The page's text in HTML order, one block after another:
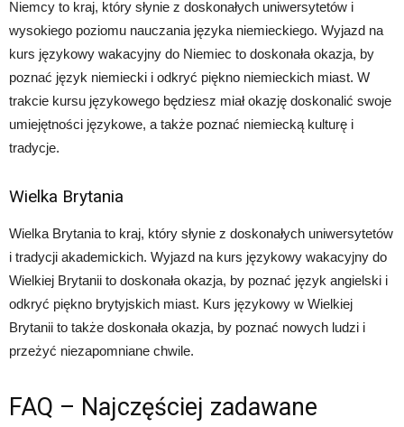
Niemcy to kraj, który słynie z doskonałych uniwersytetów i
wysokiego poziomu nauczania języka niemieckiego. Wyjazd na
kurs językowy wakacyjny do Niemiec to doskonała okazja, by
poznać język niemiecki i odkryć piękno niemieckich miast. W
trakcie kursu językowego będziesz miał okazję doskonalić swoje
umiejętności językowe, a także poznać niemiecką kulturę i
tradycje.
Wielka Brytania
Wielka Brytania to kraj, który słynie z doskonałych uniwersytetów
i tradycji akademickich. Wyjazd na kurs językowy wakacyjny do
Wielkiej Brytanii to doskonała okazja, by poznać język angielski i
odkryć piękno brytyjskich miast. Kurs językowy w Wielkiej
Brytanii to także doskonała okazja, by poznać nowych ludzi i
przeżyć niezapomniane chwile.
FAQ – Najczęściej zadawane